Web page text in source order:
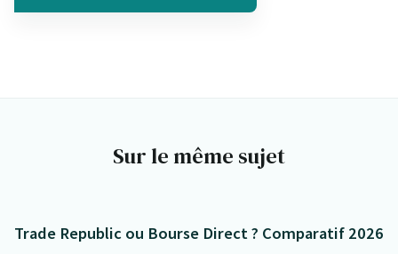
Sur le même sujet
Trade Republic ou Bourse Direct ? Comparatif 2026